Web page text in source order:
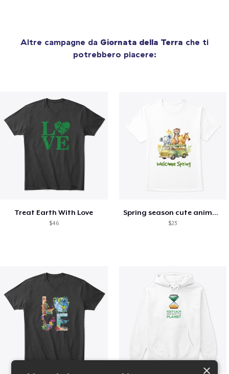
Altre campagne da Giornata della Terra che ti
potrebbero piacere:
Treat Earth With Love
$46
Spring season cute animal kids tshirt
$23
×